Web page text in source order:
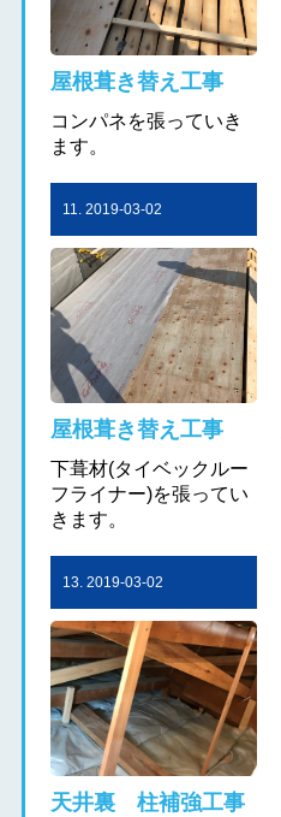
屋根葺き替え工事
コンパネを張っていき
ます。
11. 2019-03-02
屋根葺き替え工事
下葺材(タイベックルー
フライナー)を張ってい
きます。
13. 2019-03-02
天井裏 柱補強工事